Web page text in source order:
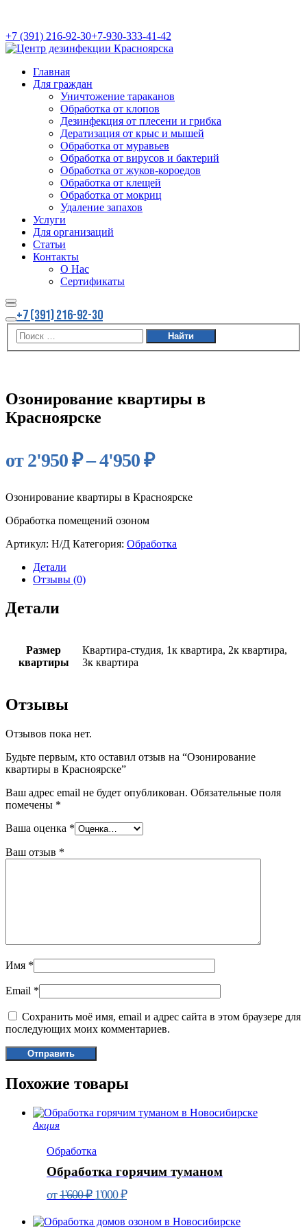
+7 (391) 216-92-30+7-930-333-41-42
Главная
Для граждан
Уничтожение тараканов
Обработка от клопов
Дезинфекция от плесени и грибка
Дератизация от крыс и мышей
Обработка от муравьев
Обработка от вирусов и бактерий
Обработка от жуков-короедов
Обработка от клещей
Обработка от мокриц
Удаление запахов
Услуги
Для организаций
Статьи
Контакты
О Нас
Сертификаты
Найти
Больше
информации
Главное
меню
+7 (391) 216-92-30
Озонирование квартиры в
Красноярске
от2'950₽–4'950₽Диапазон
2'950 ₽
4'950 ₽
Озонирование квартиры в Красноярске
Обработка помещений озоном
Артикул: Н/Д Категория: Обработка
Детали
Отзывы (0)
Детали
Размер
квартиры
Квартира-студия, 1к квартира, 2к квартира,
3к квартира
Отзывы
Отзывов пока нет.
Будьте первым, кто оставил отзыв на “Озонирование
квартиры в Красноярске”
Ваш адрес email не будет опубликован. Обязательные поля
помечены *
Ваша оценка *
Ваш отзыв *
Имя *
Email *
Сохранить моё имя, email и адрес сайта в этом браузере для
последующих моих комментариев.
Похожие товары
Акция
Обработка
Обработка горячим туманом
от1'600₽ Первоначальная
составляла
1'000₽Текущая
1'000 ₽.